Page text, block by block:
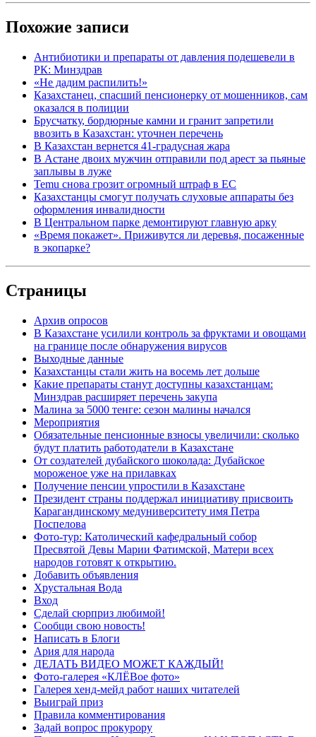
Похожие записи
Антибиотики и препараты от давления подешевели в
РК: Минздрав
«Не дадим распилить!»
Казахстанец, спасший пенсионерку от мошенников, сам
оказался в полиции
Брусчатку, бордюрные камни и гранит запретили
ввозить в Казахстан: уточнен перечень
В Казахстан вернется 41-градусная жара
В Астане двоих мужчин отправили под арест за пьяные
заплывы в луже
Temu снова грозит огромный штраф в ЕС
Казахстанцы смогут получать слуховые аппараты без
оформления инвалидности
В Центральном парке демонтируют главную арку
«Время покажет». Приживутся ли деревья, посаженные
в экопарке?
Страницы
Архив опросов
В Казахстане усилили контроль за фруктами и овощами
на границе после обнаружения вирусов
Выходные данные
Казахстанцы стали жить на восемь лет дольше
Какие препараты станут доступны казахстанцам:
Минздрав расширяет перечень закупа
Малина за 5000 тенге: сезон малины начался
Мероприятия
Обязательные пенсионные взносы увеличили: сколько
будут платить работодатели в Казахстане
От создателей дубайского шоколада: Дубайское
мороженое уже на прилавках
Получение пенсии упростили в Казахстане
Президент страны поддержал инициативу присвоить
Карагандинскому медуниверситету имя Петра
Поспелова
Фото-тур: Католический кафедральный собор
Пресвятой Девы Марии Фатимской, Матери всех
народов готовят к открытию.
Добавить объявления
Хрустальная Вода
Вход
Сделай сюрприз любимой!
Сообщи свою новость!
Написать в Блоги
Ария для народа
ДЕЛАТЬ ВИДЕО МОЖЕТ КАЖДЫЙ!
Фото-галерея «КЛЁВое фото»
Галерея хенд-мейд работ наших читателей
Выиграй приз
Правила комментирования
Задай вопрос прокурору